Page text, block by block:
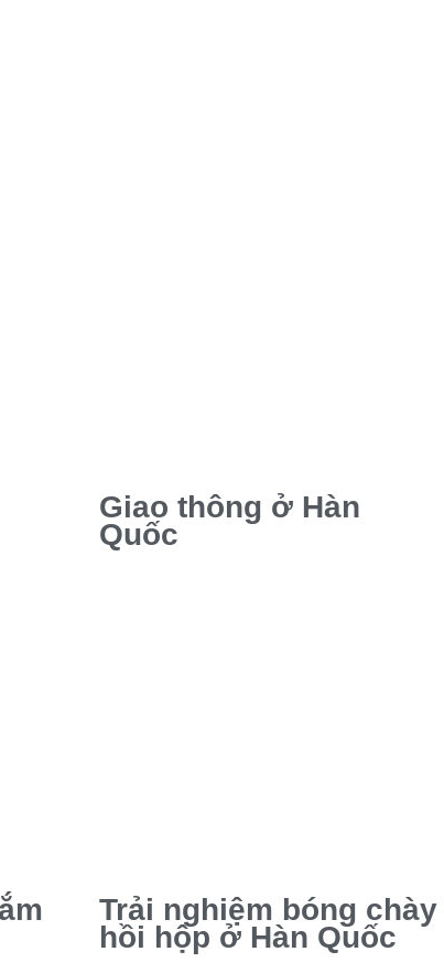
Giao thông ở Hàn
Quốc
Trải nghiệm bóng chày
hồi hộp ở Hàn Quốc